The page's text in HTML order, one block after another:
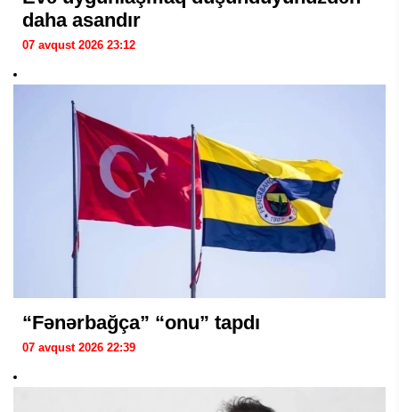
daha asandır
07 avqust 2026 23:12
“Fənərbağça” “onu” tapdı
07 avqust 2026 22:39